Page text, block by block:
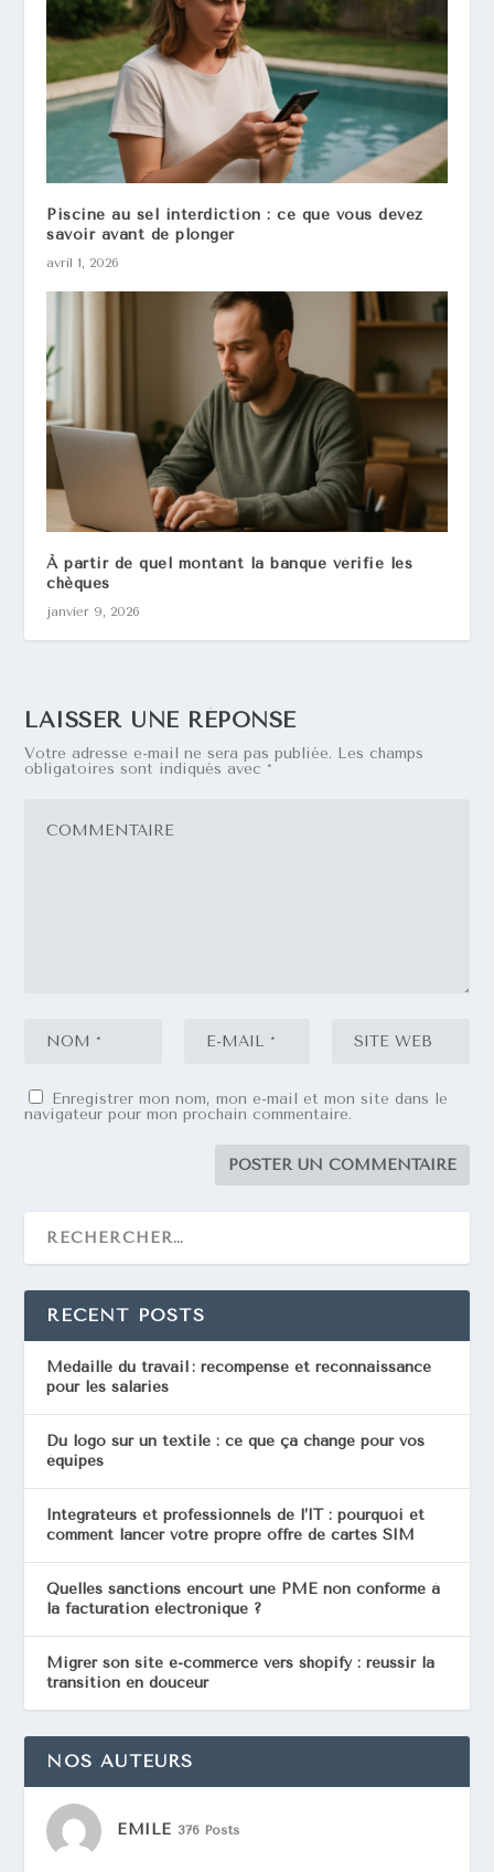
Piscine au sel interdiction : ce que vous devez
savoir avant de plonger
avril 1, 2026
À partir de quel montant la banque vérifie les
chèques
janvier 9, 2026
LAISSER UNE RÉPONSE
Votre adresse e-mail ne sera pas publiée. Les champs
obligatoires sont indiqués avec *
Enregistrer mon nom, mon e-mail et mon site dans le
navigateur pour mon prochain commentaire.
RECENT POSTS
Médaille du travail : récompense et reconnaissance
pour les salariés
Du logo sur un textile : ce que ça change pour vos
équipes
Intégrateurs et professionnels de l’IT : pourquoi et
comment lancer votre propre offre de cartes SIM
Quelles sanctions encourt une PME non conforme à
la facturation électronique ?
Migrer son site e-commerce vers shopify : réussir la
transition en douceur
NOS AUTEURS
EMILE 376 Posts